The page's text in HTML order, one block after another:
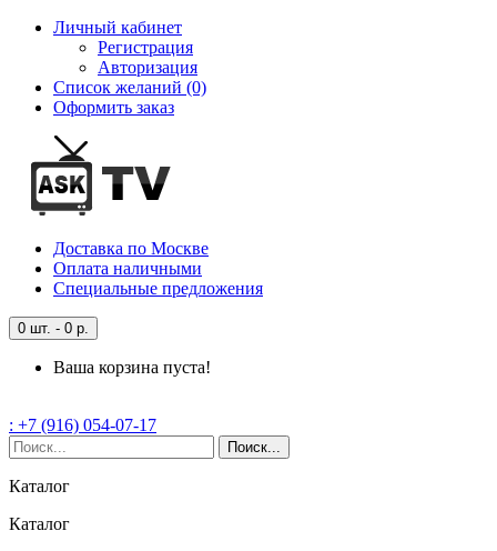
Личный кабинет
Регистрация
Авторизация
Список желаний (0)
Оформить заказ
Доставка по Москве
Оплата наличными
Специальные предложения
0 шт. - 0 р.
Ваша корзина пуста!
: +7 (916) 054-07-17
Поиск...
Каталог
Каталог